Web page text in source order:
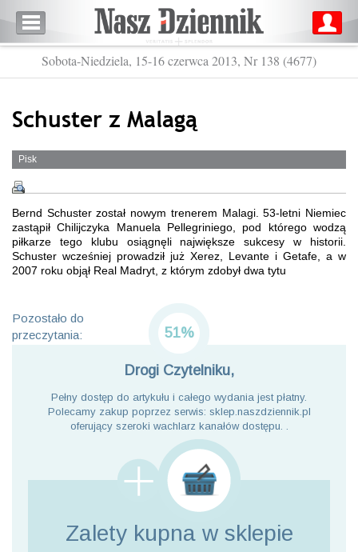
Sobota-Niedziela, 15-16 czerwca 2013, Nr 138 (4677)
Schuster z Malagą
Pisk
Bernd Schuster został nowym trenerem Malagi. 53-letni Niemiec
zastąpił Chilijczyka Manuela Pellegriniego, pod którego wodzą
piłkarze tego klubu osiągnęli największe sukcesy w historii.
Schuster wcześniej prowadził już Xerez, Levante i Getafe, a w
2007 roku objął Real Madryt, z którym zdobył dwa tytu
Pozostało do
przeczytania:
51%
Drogi Czytelniku,
Pełny dostęp do artykułu i całego wydania jest płatny.
Polecamy zakup poprzez serwis: sklep.naszdziennik.pl
oferujący szeroki wachlarz kanałów dostępu. .
Zalety kupna w sklepie